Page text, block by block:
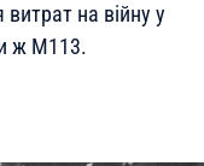
на війну у
ж М113.